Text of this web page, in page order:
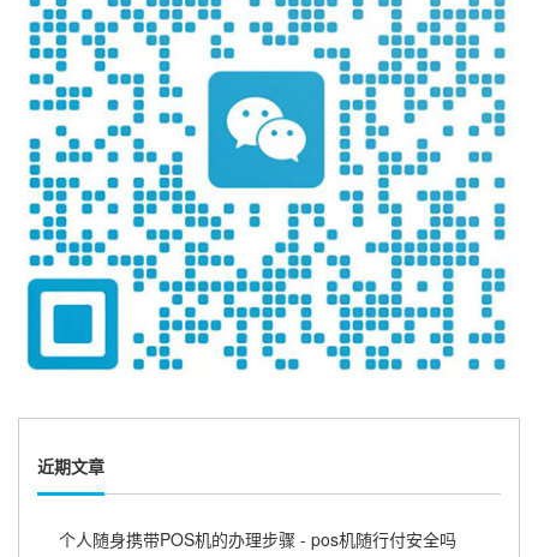
近期文章
个人随身携带POS机的办理步骤 - pos机随行付安全吗